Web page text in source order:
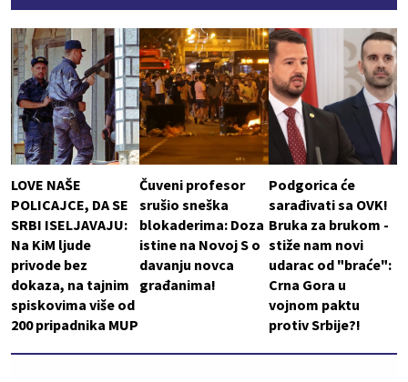
LOVE NAŠE
POLICAJCE, DA SE
SRBI ISELJAVAJU:
Na KiM ljude
privode bez
dokaza, na tajnim
spiskovima više od
200 pripadnika MUP
Čuveni profesor
srušio sneška
blokaderima: Doza
istine na Novoj S o
davanju novca
građanima!
Podgorica će
sarađivati sa OVK!
Bruka za brukom -
stiže nam novi
udarac od "braće":
Crna Gora u
vojnom paktu
protiv Srbije?!